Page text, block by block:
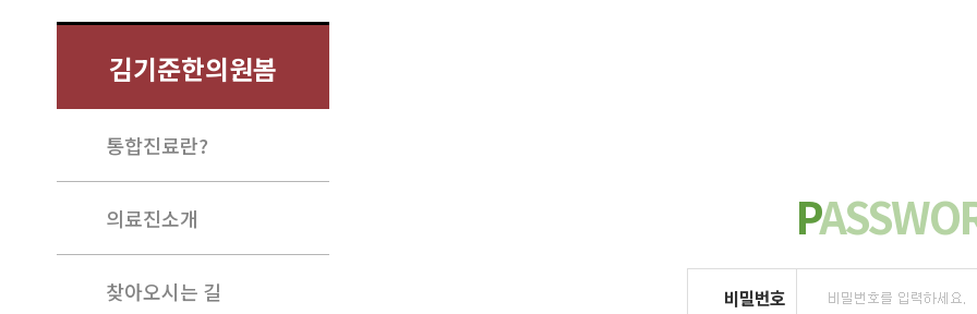
김기준한의원봄
통합진료란?
의료진소개
찾아오시는 길
P
비밀번호